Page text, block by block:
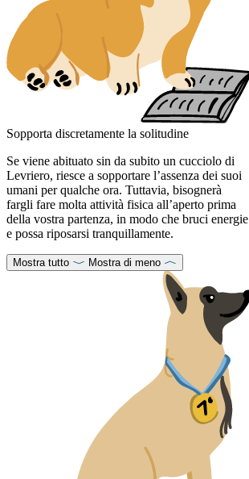
Sopporta discretamente la solitudine
Se viene abituato sin da subito un cucciolo di
Levriero, riesce a sopportare l’assenza dei suoi
umani per qualche ora. Tuttavia, bisognerà
fargli fare molta attività fisica all’aperto prima
della vostra partenza, in modo che bruci energie
e possa riposarsi tranquillamente.
Mostra tutto Mostra di meno